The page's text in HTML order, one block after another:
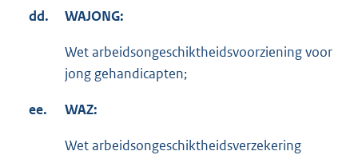
dd. WAJONG:
Wet arbeidsongeschiktheidsvoorziening voor
jong gehandicapten;
ee. WAZ:
Wet arbeidsongeschiktheidsverzekering